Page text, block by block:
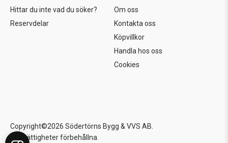
Hittar du inte vad du söker?
Reservdelar
Om oss
Kontakta oss
Köpvillkor
Handla hos oss
Cookies
Copyright©2026 Södertörns Bygg & VVS AB.
Alla rättigheter förbehållna.